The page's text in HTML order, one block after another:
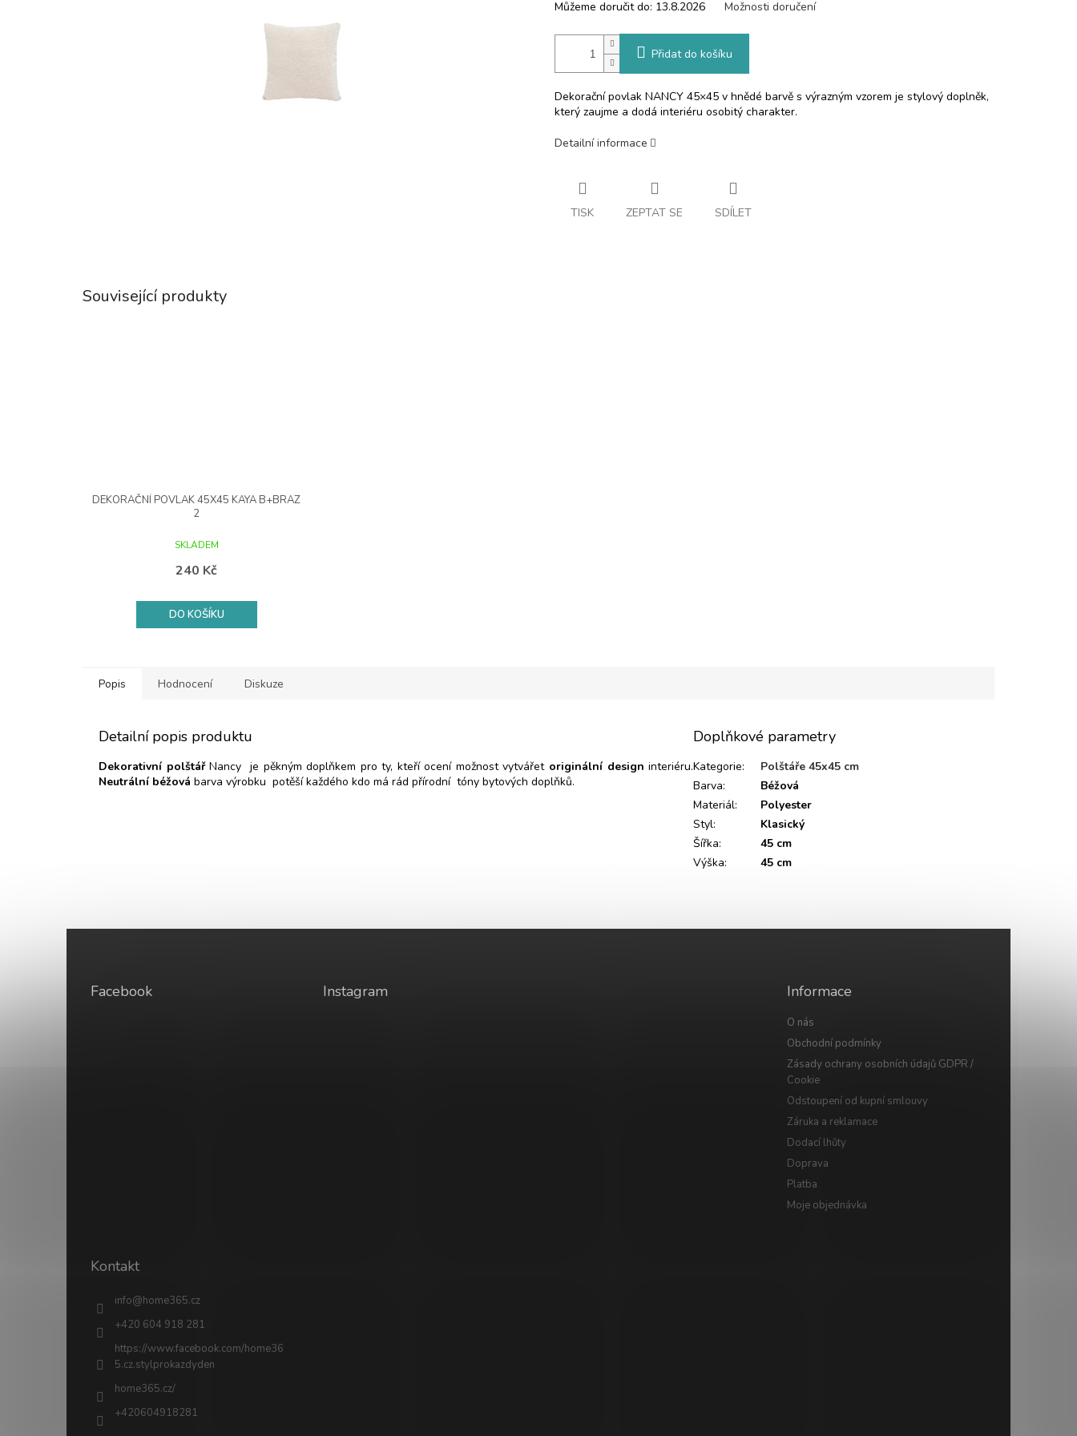
Můžeme doručit do: 13.8.2026 Možnosti doručení
Přidat do košíku
Dekorační povlak NANCY 45×45 v hnědé barvě s výrazným vzorem je stylový doplněk,
který zaujme a dodá interiéru osobitý charakter.
Detailní informace
TISK ZEPTAT SE SDÍLET
Související produkty
DEKORAČNÍ POVLAK 45X45 KAYA B+BRAZ
2
SKLADEM
240 Kč
DO KOŠÍKU
Popis Hodnocení Diskuze
Detailní popis produktu
Dekorativní polštářNancy je pěkným doplňkem pro ty, kteří ocení možnost vytvářet originální design interiéru.
Neutrální béžová barva výrobku potěší každého kdo má rád přírodní tóny bytových doplňků.
Doplňkové parametry
Kategorie:
Polštáře 45x45 cm
Barva:
Béžová
Materiál:
Polyester
Styl:
Klasický
Šířka:
45 cm
Výška: 45 cm
Facebook Instagram Informace
O nás
Obchodní podmínky
Zásady ochrany osobních údajů GDPR /
Cookie
Odstoupení od kupní smlouvy
Záruka a reklamace
Dodací lhůty
Doprava
Platba
Moje objednávka
Kontakt
info@home365.cz
+420 604 918 281
https://www.facebook.com/home36
5.cz.stylprokazdyden
home365.cz/
+420604918281